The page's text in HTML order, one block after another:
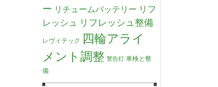
ー リチュームバッテリー リフ
レッシュ
リフレッシュ整備
レヴィテック 四輪アライ
メント調整 警告灯 車検と整
備